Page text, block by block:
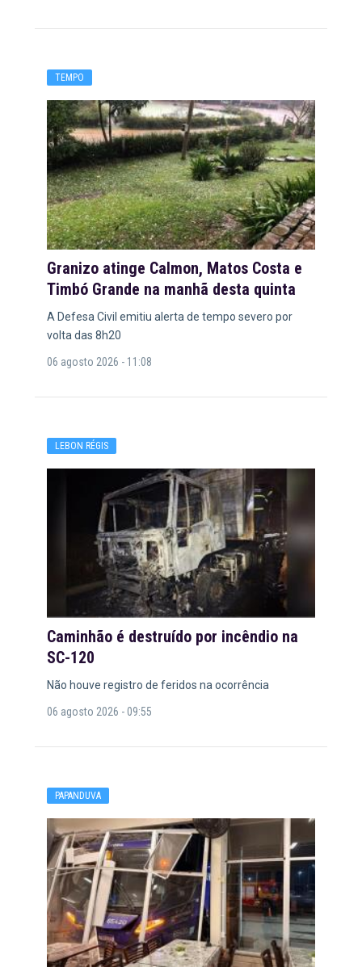
TEMPO
Granizo atinge Calmon, Matos Costa e
Timbó Grande na manhã desta quinta
A Defesa Civil emitiu alerta de tempo severo por
volta das 8h20
06 agosto 2026 - 11:08
LEBON RÉGIS
Caminhão é destruído por incêndio na
SC-120
Não houve registro de feridos na ocorrência
06 agosto 2026 - 09:55
PAPANDUVA